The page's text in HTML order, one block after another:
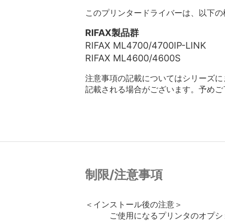
このプリンタードライバーは、以下の
RIFAX製品群
RIFAX ML4700/4700IP-LINK
RIFAX ML4600/4600S
注意事項の記載についてはシリーズ
記載される場合がございます。予めご
制限/注意事項
＜インストール後の注意＞
ご使用になるプリンタのオプショ